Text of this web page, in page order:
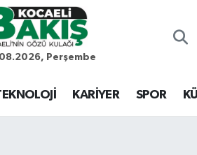
Perşembe
KARİYER SPOR
Eczaneler